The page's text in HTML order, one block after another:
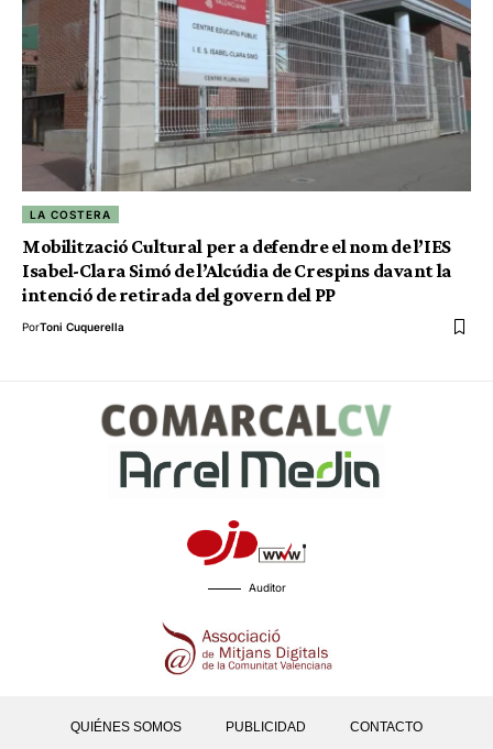
LA COSTERA
Mobilització Cultural per a defendre el nom de l’IES
Isabel-Clara Simó de l’Alcúdia de Crespins davant la
intenció de retirada del govern del PP
PorToni Cuquerella
Auditor
QUIÉNES SOMOS PUBLICIDAD CONTACTO